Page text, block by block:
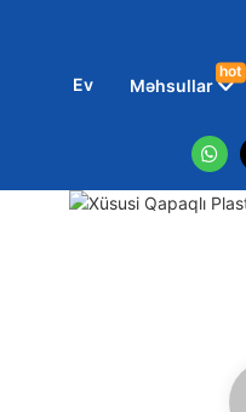
Ev Məhsullar
hot